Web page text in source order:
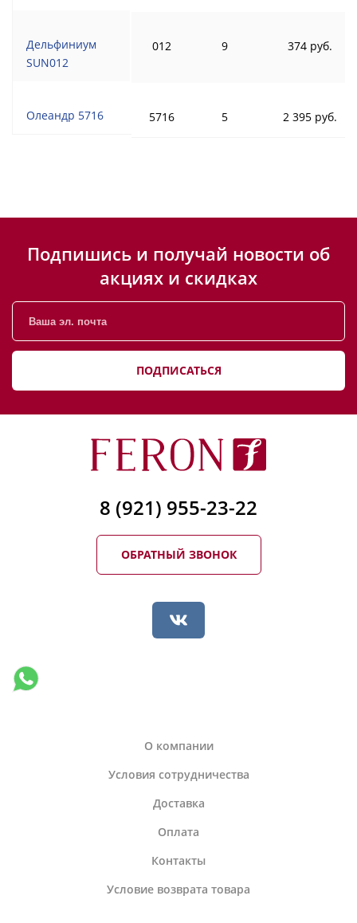
Дельфиниум
SUN012
Олеандр 5716
012 9 374 руб.
5716 5 2 395 руб.
Подпишись и получай новости об
акциях и скидках
ПОДПИСАТЬСЯ
8 (921) 955-23-22
ОБРАТНЫЙ ЗВОНОК
О компании
Условия сотрудничества
Доставка
Оплата
Контакты
Условие возврата товара